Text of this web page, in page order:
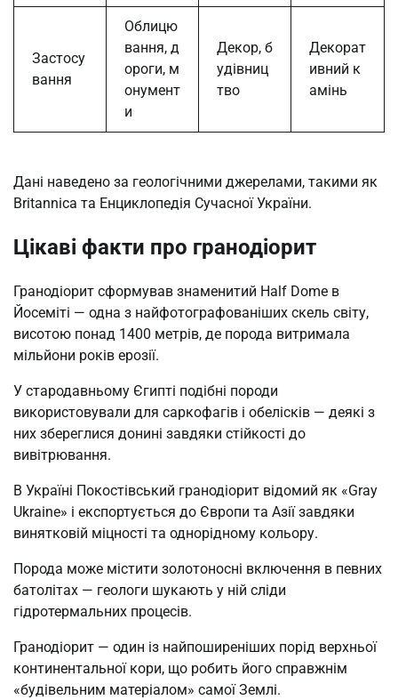
Застосу
вання
Облицю
вання, д
ороги, м
онумент
и
Декор, б
удівниц
тво
Декорат
ивний к
амінь
Дані наведено за геологічними джерелами, такими як
Britannica та Енциклопедія Сучасної України.
Цікаві факти про гранодіорит
Гранодіорит сформував знаменитий Half Dome в
Йосеміті — одна з найфотографованіших скель світу,
висотою понад 1400 метрів, де порода витримала
мільйони років ерозії.
У стародавньому Єгипті подібні породи
використовували для саркофагів і обелісків — деякі з
них збереглися донині завдяки стійкості до
вивітрювання.
В Україні Покостівський гранодіорит відомий як «Gray
Ukraine» і експортується до Європи та Азії завдяки
винятковій міцності та однорідному кольору.
Порода може містити золотоносні включення в певних
батолітах — геологи шукають у ній сліди
гідротермальних процесів.
Гранодіорит — один із найпоширеніших порід верхньої
континентальної кори, що робить його справжнім
«будівельним матеріалом» самої Землі.